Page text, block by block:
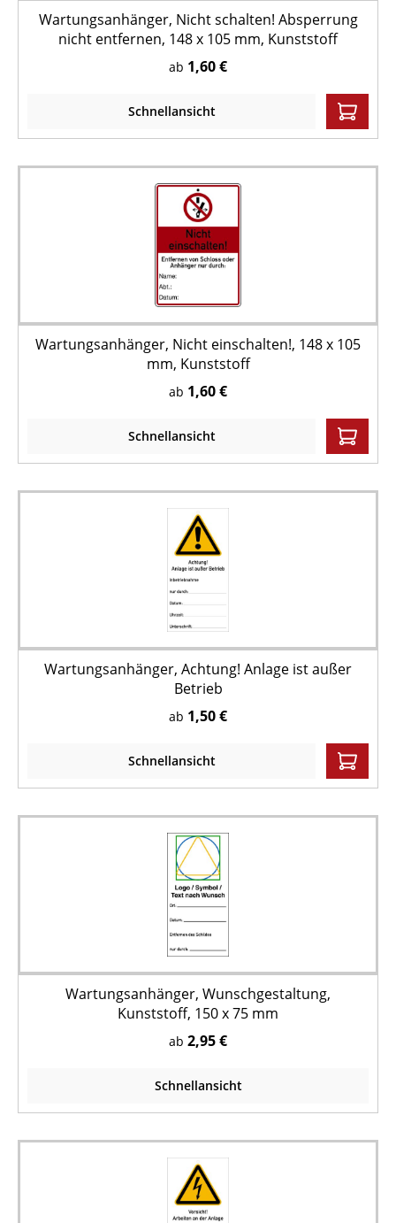
Wartungsanhänger, Nicht schalten! Absperrung
nicht entfernen, 148 x 105 mm, Kunststoff
ab 1,60 €
Schnellansicht
Wartungsanhänger, Nicht einschalten!, 148 x 105
mm, Kunststoff
ab 1,60 €
Schnellansicht
Wartungsanhänger, Achtung! Anlage ist außer
Betrieb
ab 1,50 €
Schnellansicht
Wartungsanhänger, Wunschgestaltung,
Kunststoff, 150 x 75 mm
ab 2,95 €
Schnellansicht